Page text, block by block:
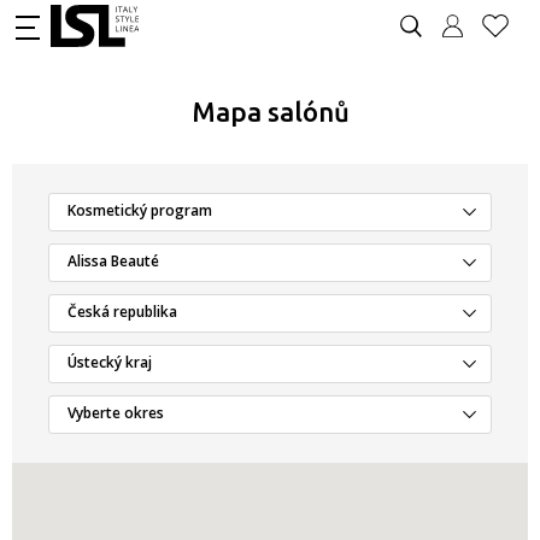
Mapa salónů
Kosmetický program
Alissa Beauté
Česká republika
Ústecký kraj
Vyberte okres